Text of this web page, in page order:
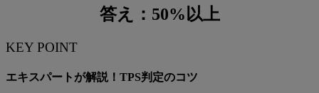
と
る
答え：50%以上
KEY POINT
エキスパートが解説！TPS判定のコツ